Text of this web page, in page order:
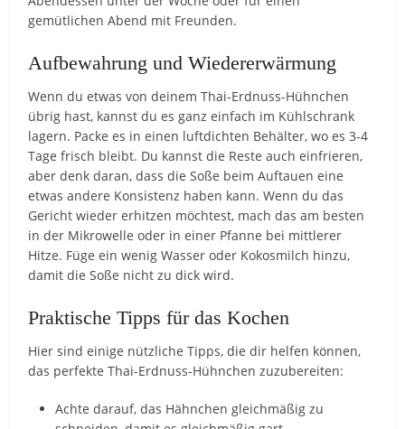
gemütlichen Abend mit Freunden.
Aufbewahrung und Wiedererwärmung
Wenn du etwas von deinem Thai-Erdnuss-Hühnchen
übrig hast, kannst du es ganz einfach im Kühlschrank
lagern. Packe es in einen luftdichten Behälter, wo es 3-4
Tage frisch bleibt. Du kannst die Reste auch einfrieren,
aber denk daran, dass die Soße beim Auftauen eine
etwas andere Konsistenz haben kann. Wenn du das
Gericht wieder erhitzen möchtest, mach das am besten
in der Mikrowelle oder in einer Pfanne bei mittlerer
Hitze. Füge ein wenig Wasser oder Kokosmilch hinzu,
damit die Soße nicht zu dick wird.
Praktische Tipps für das Kochen
Hier sind einige nützliche Tipps, die dir helfen können,
das perfekte Thai-Erdnuss-Hühnchen zuzubereiten:
Achte darauf, das Hähnchen gleichmäßig zu